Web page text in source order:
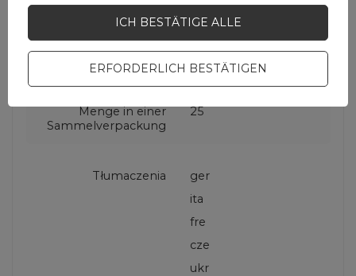
Verpackung Box
Menge in einer
Sammelverpackung
25
Tłumaczenia
ger
ita
fre
cze
ukr
ERFORDERLICH BESTÄTIGEN
ICH BESTÄTIGE ALLE